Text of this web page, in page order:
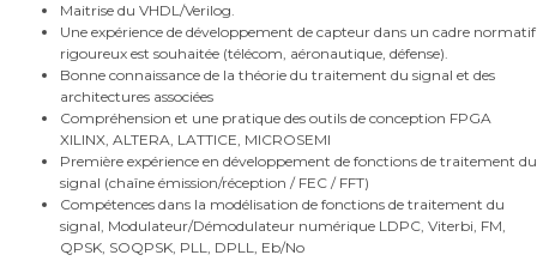
Maitrise du VHDL/Verilog.
Une expérience de développement de capteur dans un cadre normatif
rigoureux est souhaitée (télécom, aéronautique, défense).
Bonne connaissance de la théorie du traitement du signal et des
architectures associées
Compréhension et une pratique des outils de conception FPGA
XILINX, ALTERA, LATTICE, MICROSEMI
Première expérience en développement de fonctions de traitement du
signal (chaîne émission/réception / FEC / FFT)
Compétences dans la modélisation de fonctions de traitement du
signal, Modulateur/Démodulateur numérique LDPC, Viterbi, FM,
QPSK, SOQPSK, PLL, DPLL, Eb/No